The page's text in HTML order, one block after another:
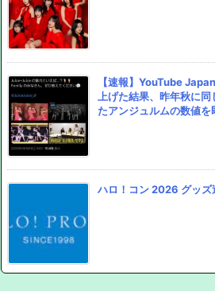
【速報】YouTube
上げた結果、昨年秋に
たアンジュルムの数値を
ハロ！コン 2026 グッズ